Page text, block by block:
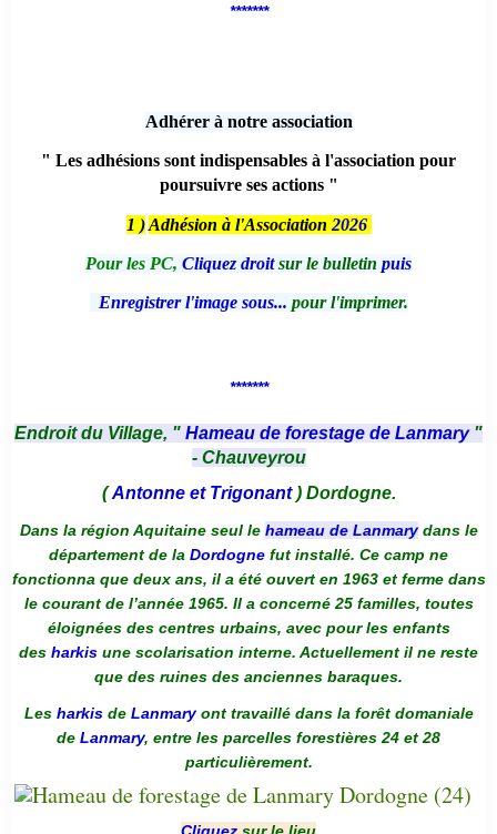
*******
Adhérer à notre association
" Les adhésions sont indispensables à l'association pour
poursuivre ses actions "
1 ) Adhésion à l'Association 2026
Pour les PC, Cliquez droitsur le bulletin puis
Enregistrer l'image sous... pour l'imprimer.
*******
Endroit du Village, " Hameau de forestage de Lanmary "
- Chauveyrou
(Antonne et Trigonant) Dordogne.
Dans la région Aquitaine seul le hameau de Lanmarydans le
département de la Dordogne fut installé. Ce camp ne
fonctionna que deux ans, il a été ouvert en 1963 et ferme dans
le courant de l’année 1965. Il a concerné 25 familles, toutes
éloignées des centres urbains, avec pour les enfants
des harkis une scolarisation interne. Actuellement il ne reste
que des ruines des anciennes baraques.
Les harkis de Lanmaryont travaillé dans la forêt domaniale
de Lanmary, entre les parcelles forestières 24 et 28
particulièrement.